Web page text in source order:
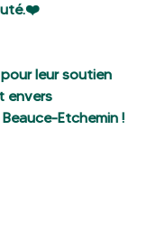
❤️
leur soutien
envers
Etchemin !